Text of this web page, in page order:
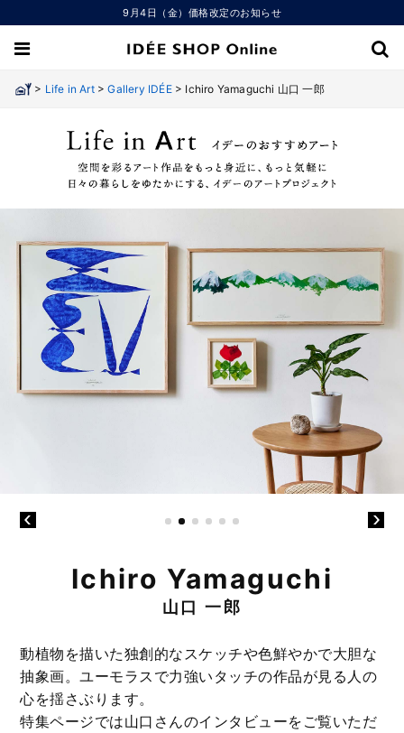
9月4日（金）価格改定のお知らせ
> Life in Art>Gallery IDÉE> Ichiro Yamaguchi 山口 一郎
Ichiro Yamaguchi
山口 一郎
動植物を描いた独創的なスケッチや色鮮やかで大胆な
抽象画。ユーモラスで力強いタッチの作品が見る人の
心を揺さぶります。
特集ページでは山口さんのインタビューをご覧いただ